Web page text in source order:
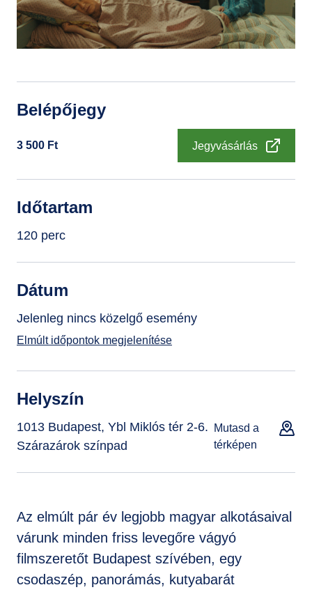
GYIK
Belépőjegy
3 500 Ft Jegyvásárlás
Időtartam
120 perc
Dátum
Jelenleg nincs közelgő esemény
Elmúlt időpontok megjelenítése
Helyszín
1013 Budapest, Ybl Miklós tér 2-6.
Szárazárok színpad
Mutasd a
térképen
Az elmúlt pár év legjobb magyar alkotásaival
várunk minden friss levegőre vágyó
filmszeretőt Budapest szívében, egy
csodaszép, panorámás, kutyabarát